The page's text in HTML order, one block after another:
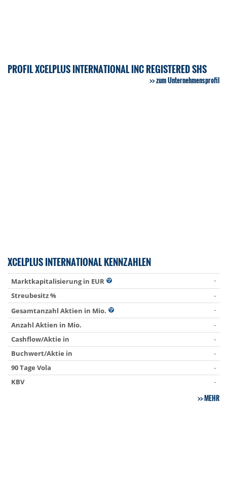
PROFIL XCELPLUS INTERNATIONAL INC REGISTERED SHS
zum Unternehmensprofil
XCELPLUS INTERNATIONAL KENNZAHLEN
Marktkapitalisierung in EUR
-
Streubesitz %
-
Gesamtanzahl Aktien in Mio.
-
Anzahl Aktien in Mio.
-
Cashflow/Aktie in
-
Buchwert/Aktie in
-
90 Tage Vola
-
KBV
-
MEHR